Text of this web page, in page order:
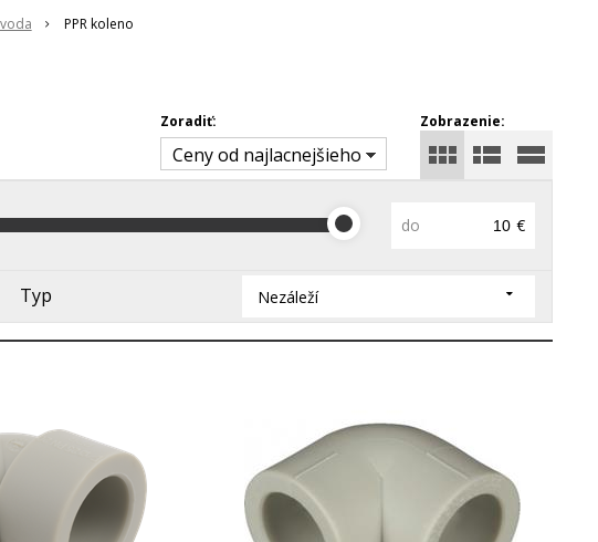
PPR koleno
Zobrazenie:
Zoradiť:
Ceny od najlacnejšieho
do €
Typ Nezáleží